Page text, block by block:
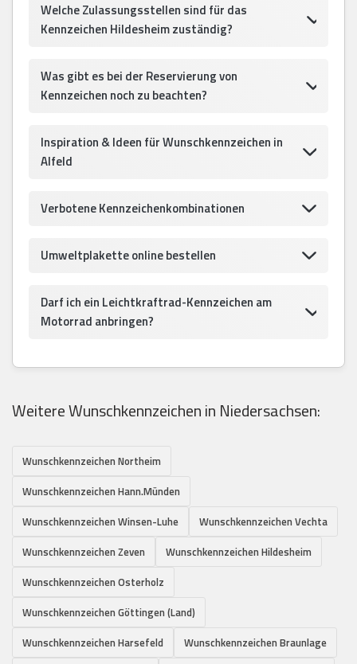
Welche Zulassungsstellen sind für das
Kennzeichen Hildesheim zuständig?
Was gibt es bei der Reservierung von
Kennzeichen noch zu beachten?
Inspiration & Ideen für Wunschkennzeichen in
Alfeld
Verbotene Kennzeichenkombinationen
Umweltplakette online bestellen
Darf ich ein Leichtkraftrad-Kennzeichen am
Motorrad anbringen?
Weitere Wunschkennzeichen in Niedersachsen:
Wunschkennzeichen Northeim
Wunschkennzeichen Hann.Münden
Wunschkennzeichen Winsen-Luhe
Wunschkennzeichen Vechta
Wunschkennzeichen Zeven
Wunschkennzeichen Hildesheim
Wunschkennzeichen Osterholz
Wunschkennzeichen Göttingen (Land)
Wunschkennzeichen Harsefeld
Wunschkennzeichen Braunlage